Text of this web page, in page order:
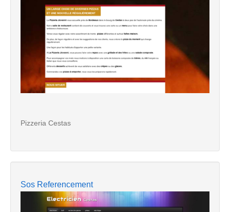
Pizzeria Cestas
Sos Referencement